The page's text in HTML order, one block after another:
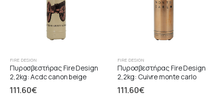
FIRE DESIGN
Πυροσβεστήρας Fire Design
2,2kg: Acdc canon beige
111.60€
FIRE DESIGN
Πυροσβεστήρας Fire Design
2,2kg: Cuivre monte carlo
111.60€